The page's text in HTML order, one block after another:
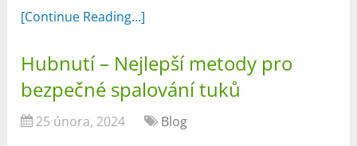
[Continue Reading...]
Hubnutí – Nejlepší metody pro
bezpečné spalování tuků
25 února, 2024 Blog